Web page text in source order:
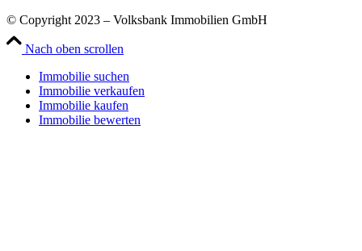
© Copyright 2023 – Volksbank Immobilien GmbH
Nach oben scrollen
Immobilie suchen
Immobilie verkaufen
Immobilie kaufen
Immobilie bewerten